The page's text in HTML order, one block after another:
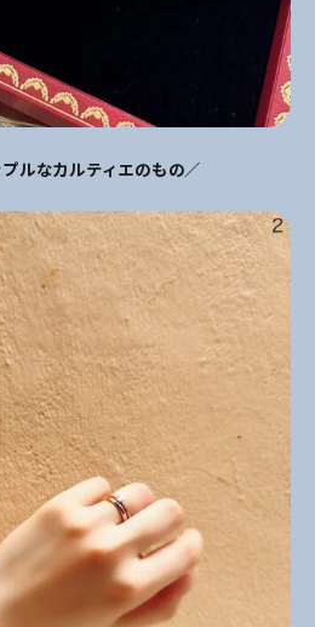
ルなカルティエのもの／